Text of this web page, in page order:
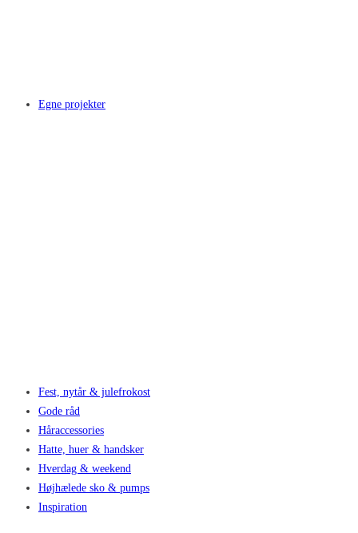
Egne projekter
Fest, nytår & julefrokost
Gode råd
Håraccessories
Hatte, huer & handsker
Hverdag & weekend
Højhælede sko & pumps
Inspiration